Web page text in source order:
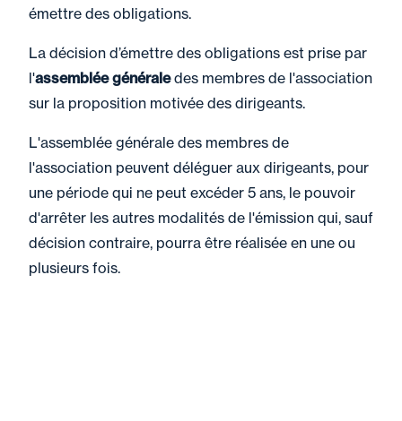
émettre des obligations.
La décision d’émettre des obligations est prise par
l'assemblée généraledes membres de l'association
sur la proposition motivée des dirigeants.
L'assemblée générale des membres de
l'association peuvent déléguer aux dirigeants, pour
une période qui ne peut excéder 5 ans, le pouvoir
d'arrêter les autres modalités de l'émission qui, sauf
décision contraire, pourra être réalisée en une ou
plusieurs fois.